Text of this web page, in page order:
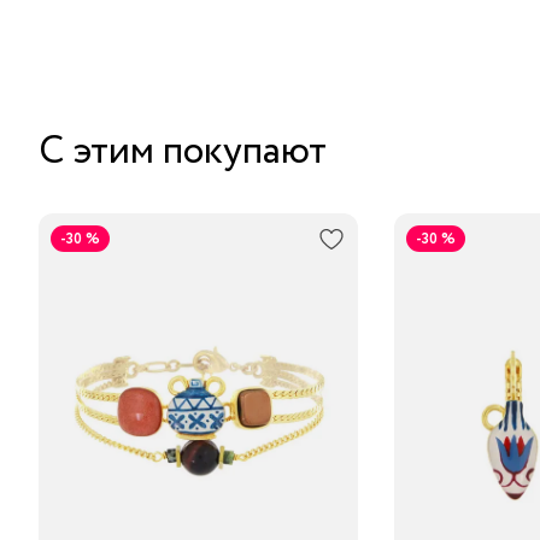
С этим покупают
-30 % -30 %